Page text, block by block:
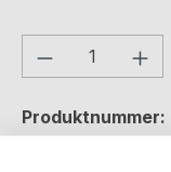
Produkt
Produktnummer: